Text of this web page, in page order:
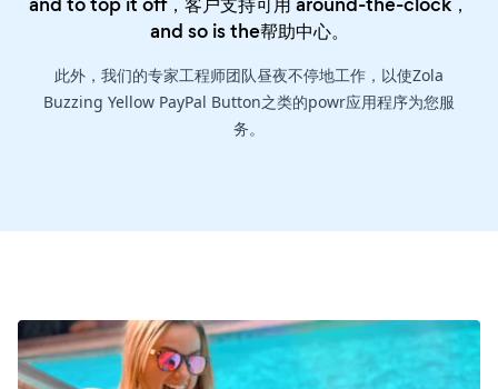
and so is the帮助中心。
此外，我们的专家工程师团队昼夜不停地工作，以使Zola
Buzzing Yellow PayPal Button之类的powr应用程序为您服
务。